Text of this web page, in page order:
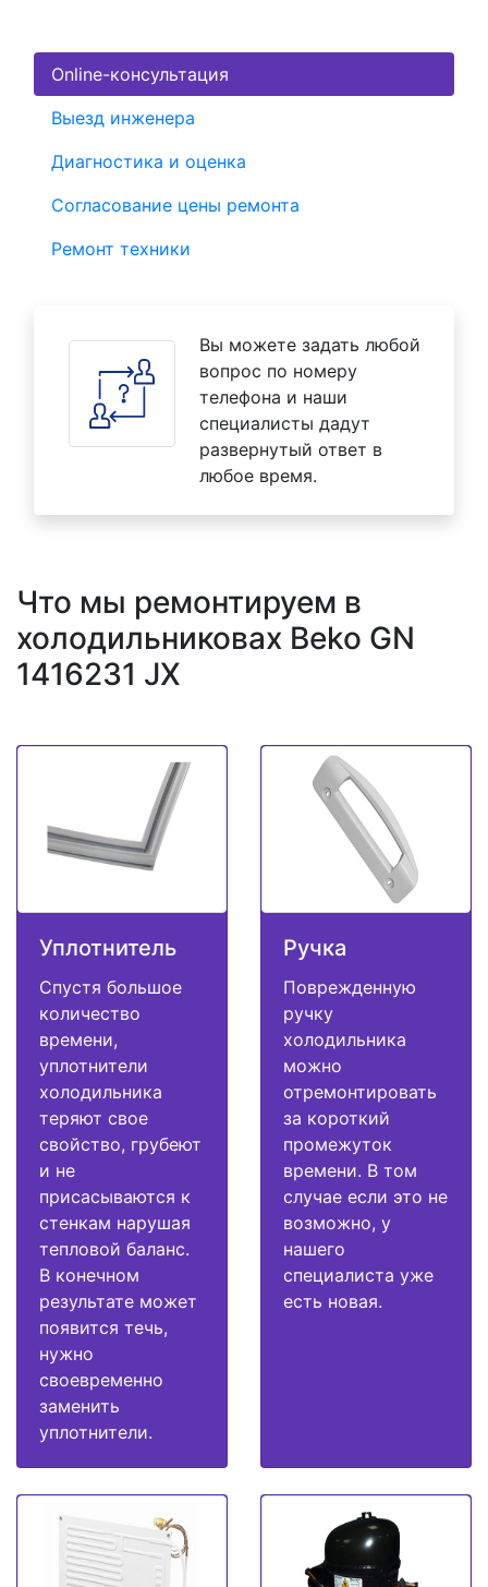
Online-консультация
Выезд инженера
Диагностика и оценка
Согласование цены ремонта
Ремонт техники
Вы можете задать любой
вопрос по номеру
телефона и наши
специалисты дадут
развернутый ответ в
любое время.
Что мы ремонтируем в
холодильниковах Beko GN
1416231 JX
Уплотнитель
Спустя большое
количество
времени,
уплотнители
холодильника
теряют свое
свойство, грубеют
и не
присасываются к
стенкам нарушая
тепловой баланс.
В конечном
результате может
появится течь,
нужно
своевременно
заменить
уплотнители.
Ручка
Поврежденную
ручку
холодильника
можно
отремонтировать
за короткий
промежуток
времени. В том
случае если это не
возможно, у
нашего
специалиста уже
есть новая.